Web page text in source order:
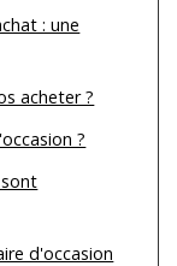
: une
acheter ?
?
d'occasion